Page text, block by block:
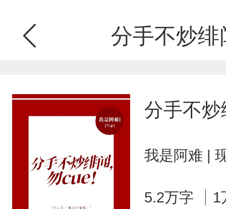
分手不炒
分手不
我是阿难 |
5.2万字 1